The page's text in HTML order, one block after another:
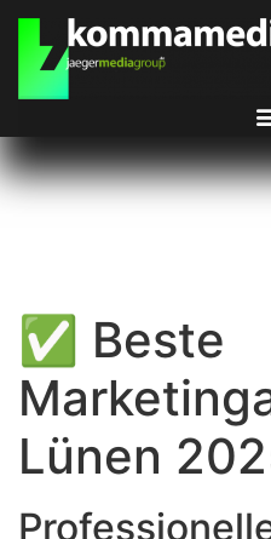
✅ Beste
Lünen